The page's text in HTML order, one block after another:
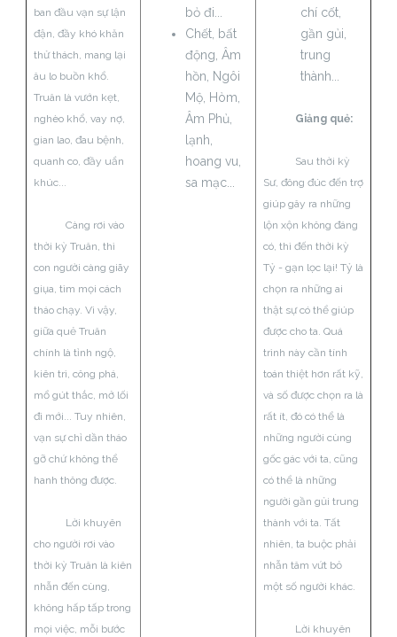
ban đầu vạn sự lận
đận, đầy khó khăn
thử thách, mang lại
âu lo buồn khổ.
Truân là vướn kẹt,
nghèo khổ, vay nợ,
gian lao, đau bệnh,
quanh co, đầy uẩn
khúc...
Càng rơi vào
thời kỳ Truân, thì
con người càng giãy
giụa, tìm mọi cách
tháo chạy. Vì vậy,
giữa quẻ Truân
chính là tỉnh ngộ,
kiên trì, công phá,
mổ gút thắc, mở lối
đi mới... Tuy nhiên,
vạn sự chỉ dần tháo
gỡ chứ không thể
hanh thông được.
Lời khuyên
cho người rơi vào
thời kỳ Truân là kiên
nhẫn đến cùng,
không hấp tấp trong
mọi việc, mỗi bước
bỏ đi...
Chết, bất
động, Âm
hồn, Ngôi
Mộ, Hòm,
Âm Phủ,
lạnh,
hoang vu,
sa mạc...
chí cốt,
gần gủi,
trung
thành...
Giảng quẻ:
Sau thời kỳ
Sư, đông đúc đến trợ
giúp gây ra những
lộn xộn không đáng
có, thì đến thời kỳ
Tỷ - gạn lọc lại! Tỷ là
chọn ra những ai
thật sự có thể giúp
được cho ta. Quá
trình này cần tính
toán thiệt hơn rất kỹ,
và số được chọn ra là
rất ít, đó có thể là
những người cùng
gốc gác với ta, cũng
có thể là những
người gần gủi trung
thành với ta. Tất
nhiên, ta buộc phải
nhẫn tâm vứt bỏ
một số người khác.
Lời khuyên